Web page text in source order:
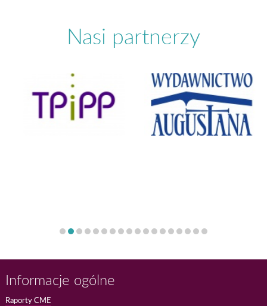
Nasi partnerzy
Informacje ogólne
Raporty CME